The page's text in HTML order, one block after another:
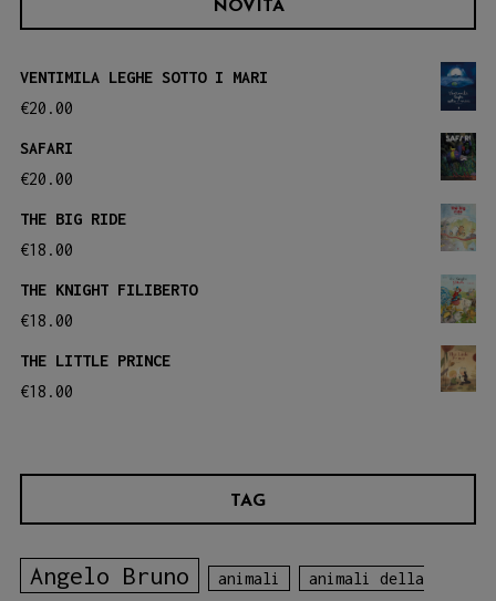
NOVITÀ
VENTIMILA LEGHE SOTTO I MARI
€20.00
SAFARI
€20.00
THE BIG RIDE
€18.00
THE KNIGHT FILIBERTO
€18.00
THE LITTLE PRINCE
€18.00
TAG
Angelo Bruno animali animali della